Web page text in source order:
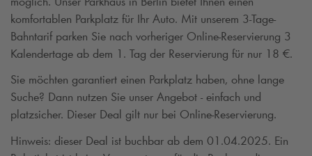
komfortablen Parkplatz für Ihr Auto. Mit unserem 3-Tage-
Bahntarif parken Sie nach vorheriger Online-Reservierung 3
Kalendertage ab dem 1. Tag der Reservierung für nur 18 €.
Sie möchten garantiert einen Parkplatz haben, ohne lange
Suche? Dann nutzen Sie unser Angebot - einfach und
platzsicher. Dieser Deal gilt nur bei Online-Reservierung.
Hinweis: dieser Deal ist buchbar ab dem 01.04.2025. Ein